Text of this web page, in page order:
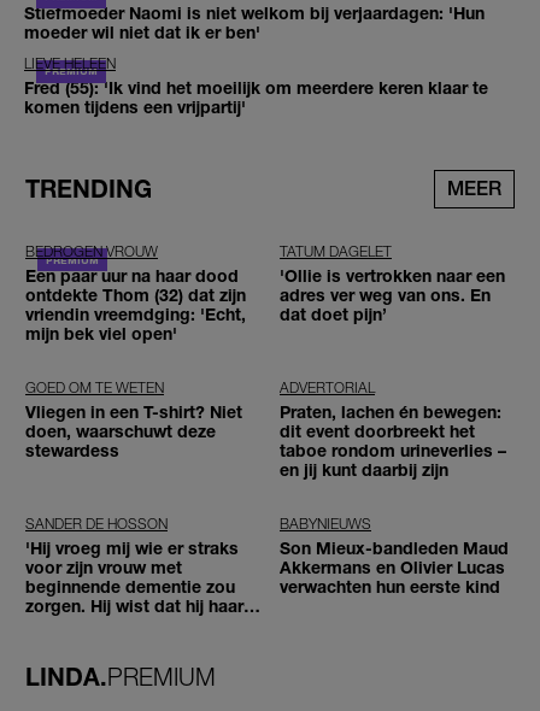
Stiefmoeder Naomi is niet welkom bij verjaardagen: 'Hun
moeder wil niet dat ik er ben'
LIEVE HELEEN
Fred (55): 'Ik vind het moeilijk om meerdere keren klaar te
komen tijdens een vrijpartij'
TRENDING MEER
BEDROGEN VROUW
Een paar uur na haar dood
ontdekte Thom (32) dat zijn
vriendin vreemdging: 'Echt,
mijn bek viel open'
TATUM DAGELET
'Ollie is vertrokken naar een
adres ver weg van ons. En
dat doet pijn’
GOED OM TE WETEN
Vliegen in een T-shirt? Niet
doen, waarschuwt deze
stewardess
ADVERTORIAL
Praten, lachen én bewegen:
dit event doorbreekt het
taboe rondom urineverlies –
en jij kunt daarbij zijn
SANDER DE HOSSON
'Hij vroeg mij wie er straks
voor zijn vrouw met
beginnende dementie zou
zorgen. Hij wist dat hij haar
BABYNIEUWS
Son Mieux-bandleden Maud
Akkermans en Olivier Lucas
verwachten hun eerste kind
LINDA.PREMIUM